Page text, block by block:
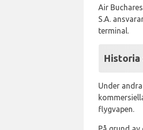
Air
S.A.
terminal.
Historia
Under
flygvapen.